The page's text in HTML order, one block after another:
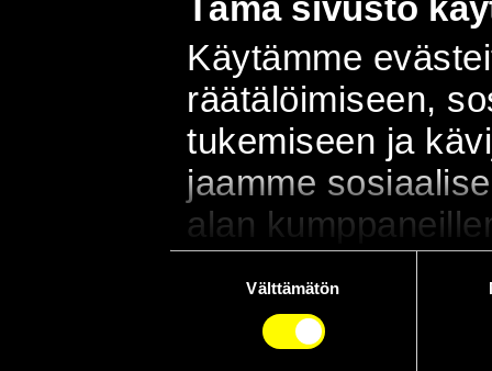
Tämä sivusto
Käytämme
räätälöimiseen,
tukemiseen ja
jaamme
alan
muihin tietoihin,
kun olet
Välttämätön